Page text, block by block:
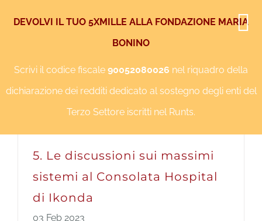
FacebookInstagramYouTube
5. Le discussioni sui massimi
sistemi al Consolata Hospital
di Ikonda
03 Feb 2023
DEVOLVI IL TUO 5XMILLE ALLA FONDAZIONE MARIA
BONINO
Scrivi il codice fiscale 90052080026 nel riquadro della
dichiarazione dei redditi dedicato al sostegno degli enti del
Terzo Settore iscritti nel Runts.